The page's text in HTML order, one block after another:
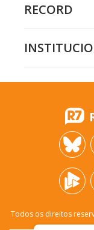
RECORD
Todos os direitos